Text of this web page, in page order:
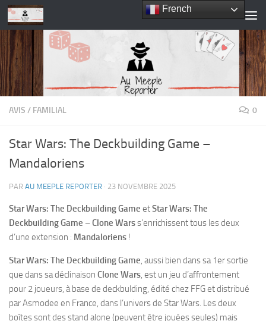
Skip to content
AVIS / FAMILIAL 0
Star Wars: The Deckbuilding Game –
Mandaloriens
PAR AU MEEPLE REPORTER · 23 NOVEMBRE 2025
Star Wars: The Deckbuilding Game etStarWars: The
Deckbuilding Game – Clone Warss’enrichissent tous les deux
d’une extension : Mandaloriens !
Star Wars: The Deckbuilding Game, aussi bien dans sa 1er sortie
que dans sa déclinaison Clone Wars, est un jeu d’affrontement
pour 2 joueurs, à base de deckbulding, édité chez FFG et distribué
par Asmodee en France, dans l’univers de Star Wars. Les deux
boîtes sont des stand alone (peuvent être jouées seules) mais
French